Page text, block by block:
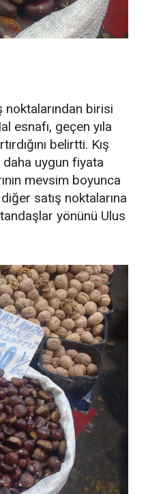
noktalarından birisi
esnafı, geçen yıla
belirtti. Kış
daha uygun fiyata
mevsim boyunca
satış noktalarına
yönünü Ulus